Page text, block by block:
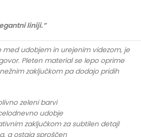
liniji.”
med udobjem in urejenim videzom, je
Pleten material se lepo oprime
zaključkom pa dodajo pridih
zeleni barvi
udobje
zaključkom za subtilen detajl
a ostaja sproščen